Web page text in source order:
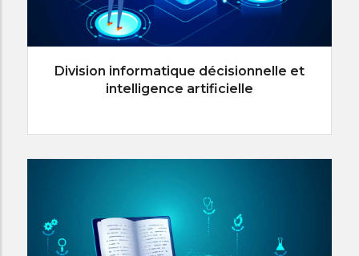
Division informatique décisionnelle et
intelligence artificielle